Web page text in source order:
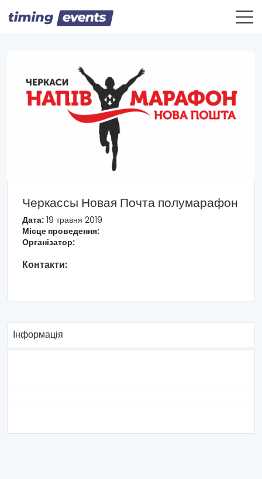
Черкассы Новая Почта полумарафон
Дата: 19 травня 2019
Місце проведення:
Організатор:
Контакти:
Інформація